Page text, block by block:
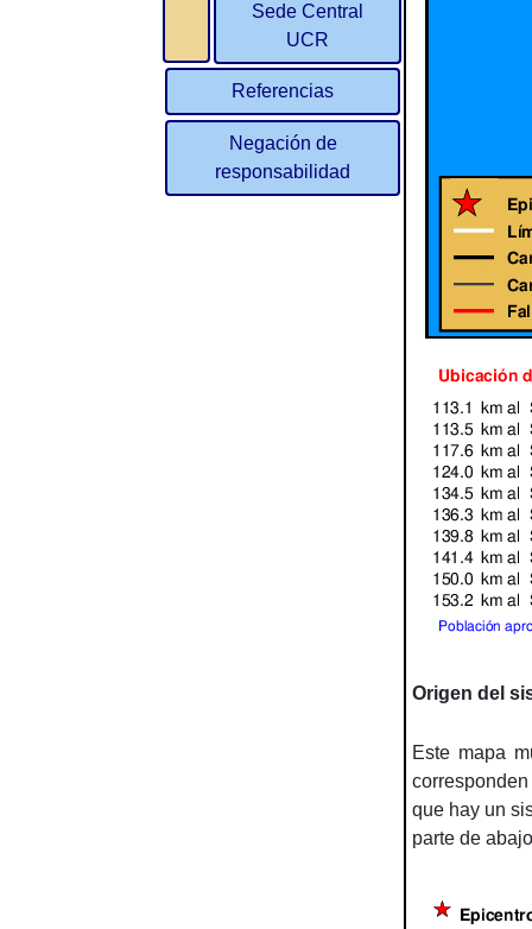
Sede Central
UCR
Referencias
Negación de
responsabilidad
Origen del
Este mapa
que hay un
parte de